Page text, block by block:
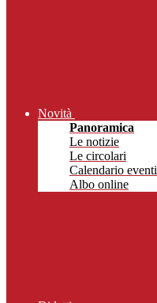
Novità
Panoramica
Le notizie
Le circolari
Calendario eventi
Albo online